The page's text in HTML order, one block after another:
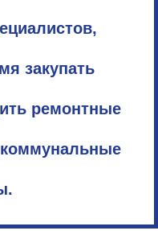
закупать
ремонтные